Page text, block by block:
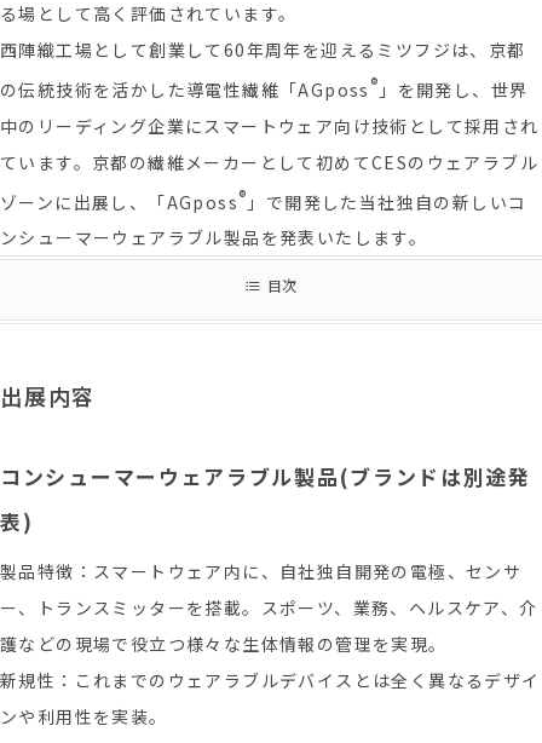
る場として高く評価されています。
西陣織工場として創業して60年周年を迎えるミツフジは、京都
の伝統技術を活かした導電性繊維「AGposs ® 」を開発し、世界
中のリーディング企業にスマートウェア向け技術として採用され
ています。京都の繊維メーカーとして初めてCESのウェアラブル
ゾーンに出展し、「AGposs® 」で開発した当社独自の新しいコ
ンシューマーウェアラブル製品を発表いたします。
目次
出展内容
コンシューマーウェアラブル製品(ブランドは別途発
表)
製品特徴：スマートウェア内に、自社独自開発の電極、センサ
ー、トランスミッターを搭載。スポーツ、業務、ヘルスケア、介
護などの現場で役立つ様々な生体情報の管理を実現。
新規性：これまでのウェアラブルデバイスとは全く異なるデザイ
ンや利用性を実装。